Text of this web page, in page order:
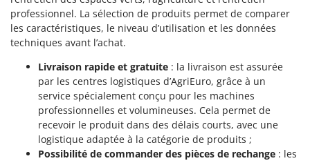
Poussoirs à saucisse
Pressoirs à fruits
Pressoirs à Raisin
Pulvérisateurs
Pulvérisateurs portés
Girmi
GRAEF
Gre
GreenBay
Greenworks
GRIFO
GVS
professionnel. La sélection de produits permet de comparer
les caractéristiques, le niveau d’utilisation et les données
techniques avant l’achat.
Livraison rapide et gratuite : la livraison est assurée
par les centres logistiques d’AgriEuro, grâce à un
service spécialement conçu pour les machines
professionnelles et volumineuses. Cela permet de
recevoir le produit dans des délais courts, avec une
logistique adaptée à la catégorie de produits ;
Possibilité de commander des pièces de rechange : les